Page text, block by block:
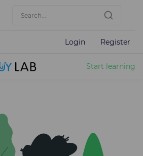
Login Register
Start learning